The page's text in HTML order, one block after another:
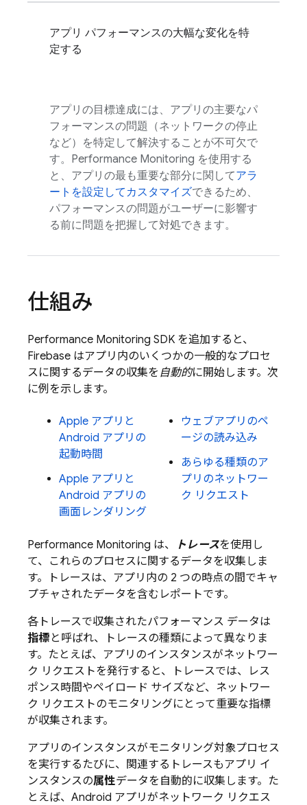
アプリ パフォーマンスの大幅な変化を特
定する
アプリの目標達成には、アプリの主要なパ
フォーマンスの問題（ネットワークの停止
など）を特定して解決することが不可欠で
す。Performance Monitoring を使用する
と、アプリの最も重要な部分に関してアラ
ートを設定してカスタマイズできるため、
パフォーマンスの問題がユーザーに影響す
る前に問題を把握して対処できます。
仕組み
Performance Monitoring SDK を追加すると、
Firebase はアプリ内のいくつかの一般的なプロセ
スに関するデータの収集を 自動的に開始します。次
に例を示します。
Apple アプリと
Android アプリの
起動時間
Apple アプリと
Android アプリの
画面レンダリング
ウェブアプリのペ
ージの読み込み
あらゆる種類のア
プリのネットワー
ク リクエスト
Performance Monitoring は、 トレースを使用し
て、これらのプロセスに関するデータを収集しま
す。トレースは、アプリ内の 2 つの時点の間でキャ
プチャされたデータを含むレポートです。
各トレースで収集されたパフォーマンス データは
指標 と呼ばれ、トレースの種類によって異なりま
す。たとえば、アプリのインスタンスがネットワー
ク リクエストを発行すると、トレースでは、レス
ポンス時間やペイロード サイズなど、ネットワー
ク リクエストのモニタリングにとって重要な指標
が収集されます。
アプリのインスタンスがモニタリング対象プロセス
を実行するたびに、関連するトレースもアプリ イ
ンスタンスの属性データを自動的に収集します。た
とえば、Android アプリがネットワーク リクエス